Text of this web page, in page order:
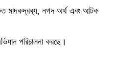
মাদকদ্রব্য, নগদ অর্থ এবং আটক
পরিচালনা করছে।